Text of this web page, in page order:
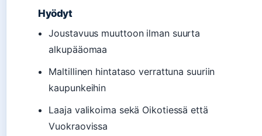
Hyödyt
Joustavuus muuttoon ilman suurta
alkupääomaa
Maltillinen hintataso verrattuna suuriin
kaupunkeihin
Laaja valikoima sekä Oikotiessä että
Vuokraovissa